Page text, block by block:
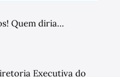
Quem diria...
Executiva do